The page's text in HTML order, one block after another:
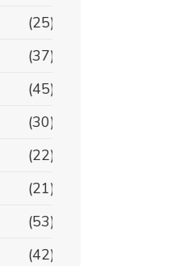
(25)
(37)
(45)
(30)
(22)
(21)
(53)
(42)